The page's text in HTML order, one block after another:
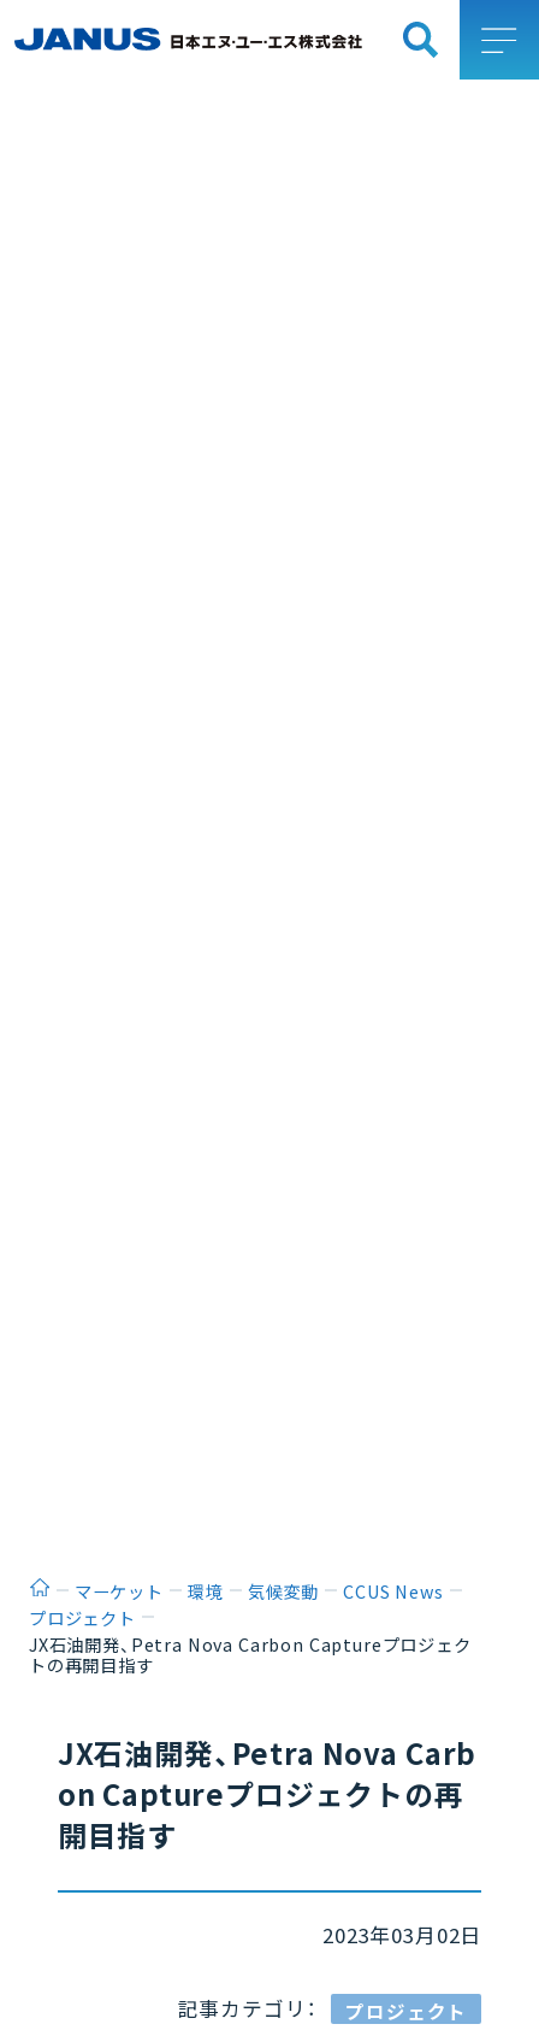
ホームマーケット 環境 気候変動
CCUS News
プロジェクト
JX石油開発、Petra Nova Carbon Captureプロジェク
トの再開目指す
JX石油開発、Petra Nova Carb
on Captureプロジェクトの再
開目指す
2023年03月02日
記事カテゴリ： プロジェクト